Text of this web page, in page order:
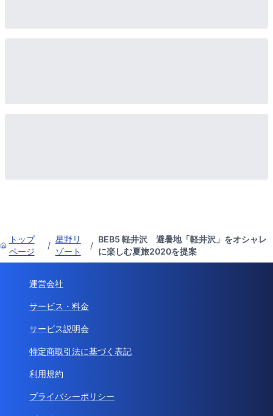
トップ
ページ
/
星野リ
ゾート
/
BEB5 軽井沢 避暑地「軽井沢」をオシャレ
に楽しむ夏旅2020を提案
運営会社
サービス・料金
サービス説明会
特定商取引法に基づく表記
利用規約
プライバシーポリシー